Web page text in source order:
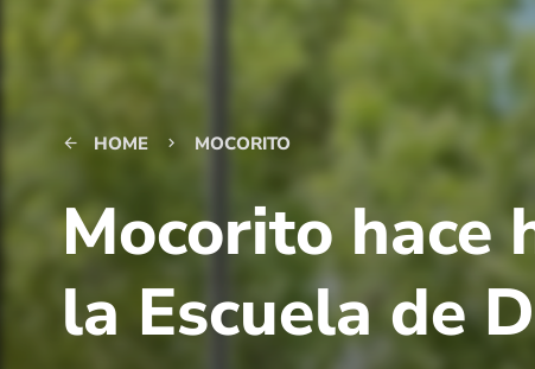
arrow_back HOME keyboard_arrow_right MOCORITO
Mocorito hace
la Escuela de